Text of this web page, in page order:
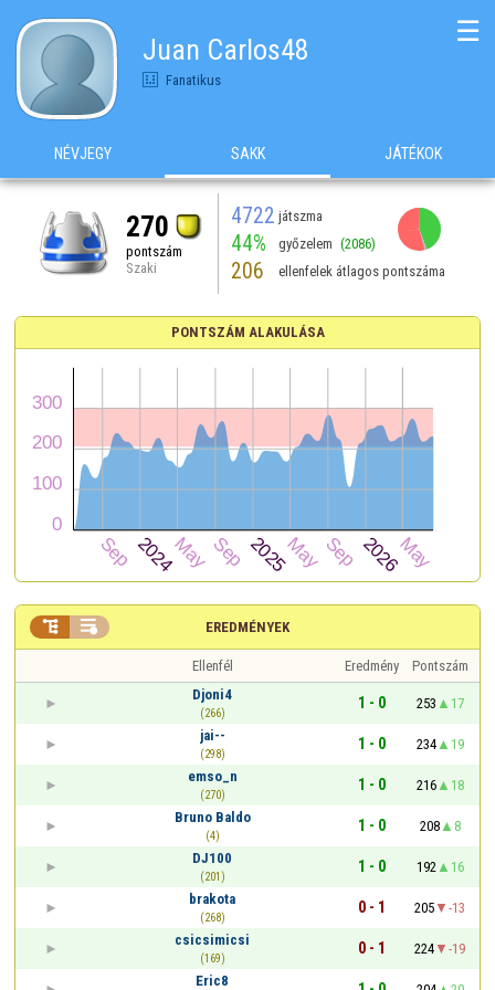
Juan Carlos48
Fanatikus
☰
NÉVJEGY SAKK JÁTÉKOK
270
pontszám
Szaki
4722 játszma
44% győzelem (2086)
206 ellenfelek átlagos pontszáma
PONTSZÁM ALAKULÁSA
EREDMÉNYEK
 
Ellenfél Eredmény
Pontszám
Djoni4
(266)
1 - 0 253
17
jai--
(298)
1 - 0 234
19
emso_n
(270)
1 - 0 216
18
Bruno Baldo
(4)
1 - 0 208
8
DJ100
(201)
1 - 0 192
16
brakota
(268)
0 - 1 205
-13
csicsimicsi
(169)
0 - 1 224
-19
Eric8